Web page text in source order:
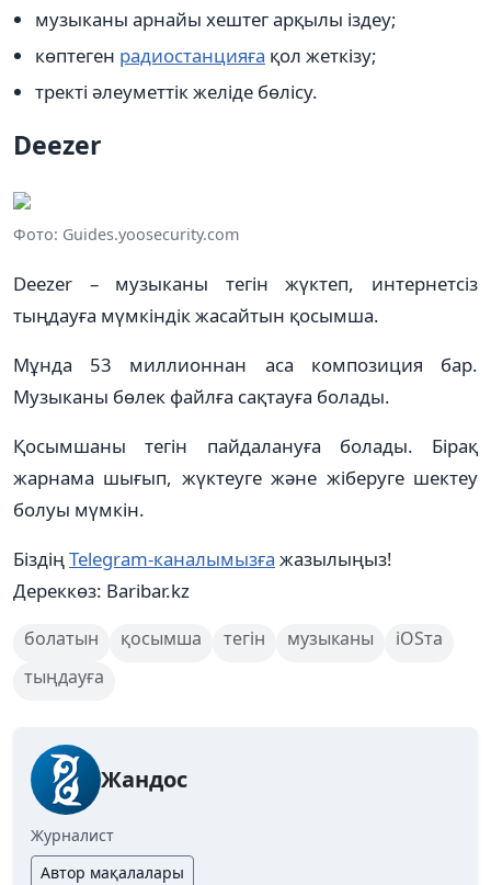
музыканы арнайы хештег арқылы іздеу;
көптеген радиостанцияға қол жеткізу;
тректі әлеуметтік желіде бөлісу.
Deezer
Фото: Guides.yoosecurity.com
Deezer – музыканы тегін жүктеп, интернетсіз
тыңдауға мүмкіндік жасайтын қосымша.
Мұнда 53 миллионнан аса композиция бар.
Музыканы бөлек файлға сақтауға болады.
Қосымшаны тегін пайдалануға болады. Бірақ
жарнама шығып, жүктеуге және жіберуге шектеу
болуы мүмкін.
Біздің Telegram-каналымызға жазылыңыз!
Дереккөз: Baribar.kz
болатын қосымша тегін музыканы
iOSта
тыңдауға
Жандос
Журналист
Автор мақалалары